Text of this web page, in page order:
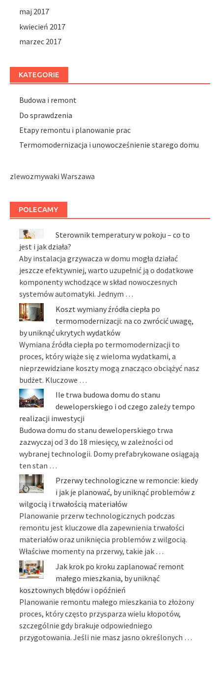
maj 2017
kwiecień 2017
marzec 2017
KATEGORIE
Budowa i remont
Do sprawdzenia
Etapy remontu i planowanie prac
Termomodernizacja i unowocześnienie starego domu
zlewozmywaki Warszawa
POLECAMY
Sterownik temperatury w pokoju – co to
jest i jak działa?
Aby instalacja grzywacza w domu mogła działać
jeszcze efektywniej, warto uzupełnić ją o dodatkowe
komponenty wchodzące w skład nowoczesnych
systemów automatyki. Jednym …
Koszt wymiany źródła ciepła po
termomodernizacji: na co zwrócić uwagę,
by uniknąć ukrytych wydatków
Wymiana źródła ciepła po termomodernizacji to
proces, który wiąże się z wieloma wydatkami, a
nieprzewidziane koszty mogą znacząco obciążyć nasz
budżet. Kluczowe …
Ile trwa budowa domu do stanu
deweloperskiego i od czego zależy tempo
realizacji inwestycji
Budowa domu do stanu deweloperskiego trwa
zazwyczaj od 3 do 18 miesięcy, w zależności od
wybranej technologii. Domy prefabrykowane osiągają
ten stan …
Przerwy technologiczne w remoncie: kiedy
i jak je planować, by uniknąć problemów z
wilgocią i trwałością materiałów
Planowanie przerw technologicznych podczas
remontu jest kluczowe dla zapewnienia trwałości
materiałów oraz uniknięcia problemów z wilgocią.
Właściwe momenty na przerwy, takie jak …
Jak krok po kroku zaplanować remont
małego mieszkania, by uniknąć
kosztownych błędów i opóźnień
Planowanie remontu małego mieszkania to złożony
proces, który często przysparza wielu kłopotów,
szczególnie gdy brakuje odpowiedniego
przygotowania. Jeśli nie masz jasno określonych …